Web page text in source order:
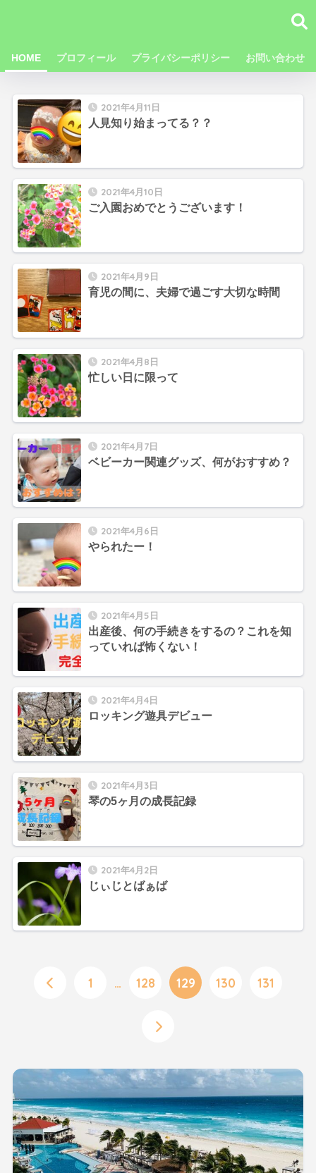
HOME プロフィール プライバシーポリシー お問い合わせ
2021年4月11日
人見知り始まってる？？
2021年4月10日
ご入園おめでとうございます！
2021年4月9日
育児の間に、夫婦で過ごす大切な時間
2021年4月8日
忙しい日に限って
2021年4月7日
ベビーカー関連グッズ、何がおすすめ？
2021年4月6日
やられたー！
2021年4月5日
出産後、何の手続きをするの？これを知
っていれば怖くない！
2021年4月4日
ロッキング遊具デビュー
2021年4月3日
琴の5ヶ月の成長記録
2021年4月2日
じぃじとばぁば
1 … 128 129 130 131